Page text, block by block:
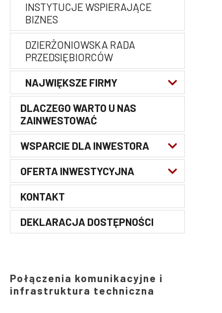
INSTYTUCJE WSPIERAJĄCE
BIZNES
DZIERŻONIOWSKA RADA
PRZEDSIĘBIORCÓW
NAJWIĘKSZE FIRMY
NAJWIĘKSZE FIRMY
POZASTREFOWE ZE WZGLĘDU
NA WIELKOŚĆ ZATRUDNIENIA
WSSE PODSTREFA
DZIERŻONIÓW
DLACZEGO WARTO U NAS
ZAINWESTOWAĆ
WSPARCIE DLA INWESTORA
WSPARCIE NA POZIOME
LOKALNYM
WSPARCIE NA POZIOMIE
REGIONALNYM
ZATRUDNIENIE OSÓB Z
NIEPEŁNOSPRAWNOŚCIĄ
OFERTA INWESTYCYJNA
WOLNE TERENY INWESTYCYJNE
TYPU GREENFIELD
WOLNE TERENY INWESTYCYJNE
POWIERZCHNIE BIUROWE I
LOKALE UŻYTKOWE
KONTAKT
DEKLARACJA DOSTĘPNOŚCI
Połączenia komunikacyjne i
infrastruktura techniczna